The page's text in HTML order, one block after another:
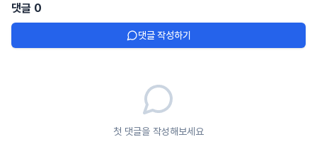
댓글 0
댓글 작성하기
첫 댓글을 작성해보세요